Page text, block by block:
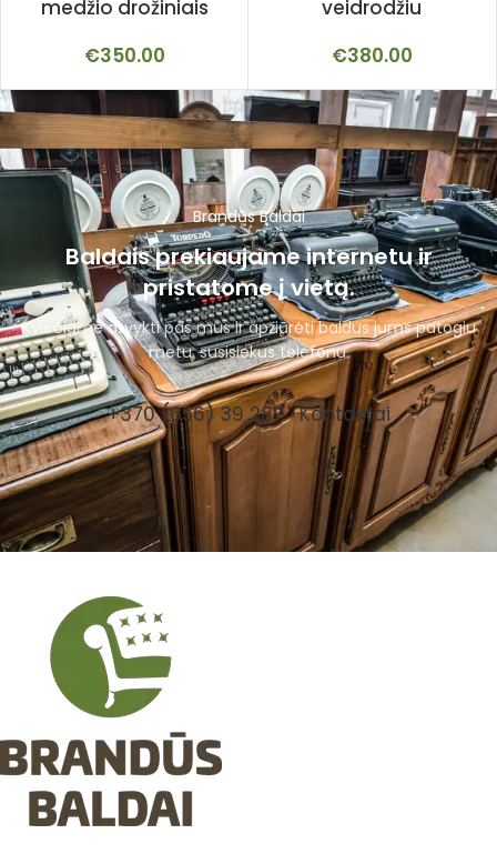
medžio drožiniais
€350.00
veidrodžiu
€380.00
Brandūs Baldai
Baldais prekiaujame internetu ir
pristatome į vietą.
Kviečiame atvykti pas mus ir apžiūrėti baldus jums patogiu
metu, susisiekus telefonu.
+370 (656) 39 287 Kontaktai